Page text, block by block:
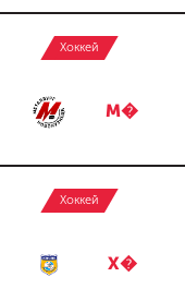
Хоккей
М�
Хоккей
Х�